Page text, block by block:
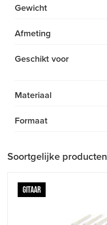
Gewicht
Afmeting
Geschikt voor
Materiaal
Formaat
Soortgelijke producten
GITAAR